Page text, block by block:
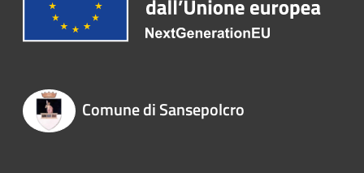
Comune di Sansepolcro